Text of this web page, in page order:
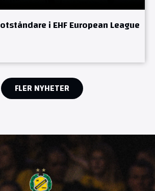
i EHF European League
FLER NYHETER